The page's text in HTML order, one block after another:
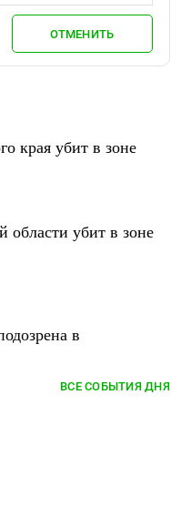
ОТМЕНИТЬ
края убит в зоне
области убит в зоне
в
ВСЕ СОБЫТИЯ ДНЯ